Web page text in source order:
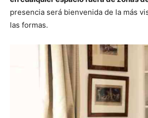
presencia será bienvenida de la más
las formas.